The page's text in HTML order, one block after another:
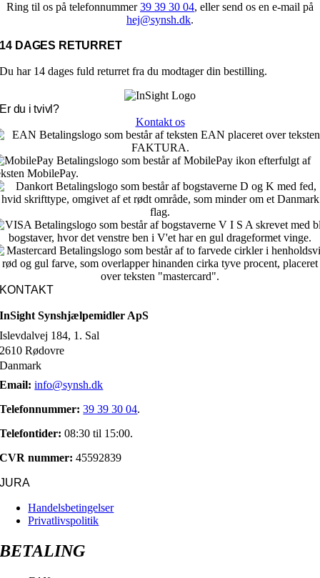
Ring til os på telefonnummer39 39 30 04, eller send os en e-mail på
hej@synsh.dk.
14 DAGES RETURRET
Du har 14 dages fuld returret fra du modtager din bestilling.
Er du i tvivl?
Kontakt os
KONTAKT
InSight Synshjælpemidler ApS
Islevdalvej 184, 1. Sal
2610 Rødovre
Danmark
Email: info@synsh.dk
Telefonnummer: 39 39 30 04.
Telefontider: 08:30 til 15:00.
CVR nummer: 45592839
JURA
Handelsbetingelser
Privatlivspolitik
BETALING